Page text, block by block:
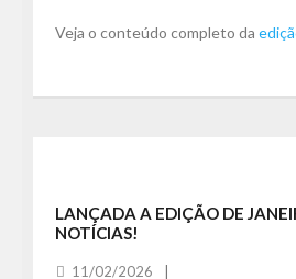
Veja o conteúdo completo da
LANÇADA A EDIÇÃO DE
NOTÍCIAS!
11/02/2026